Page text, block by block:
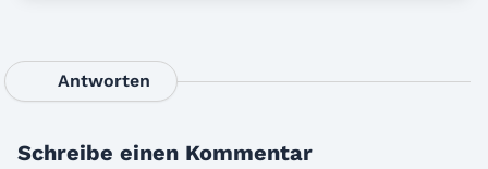
Antworten
Schreibe einen Kommentar